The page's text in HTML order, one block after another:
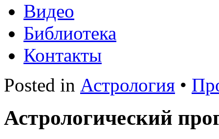
Видео
Библиотека
Контакты
Posted in Астрология •
Астрологический